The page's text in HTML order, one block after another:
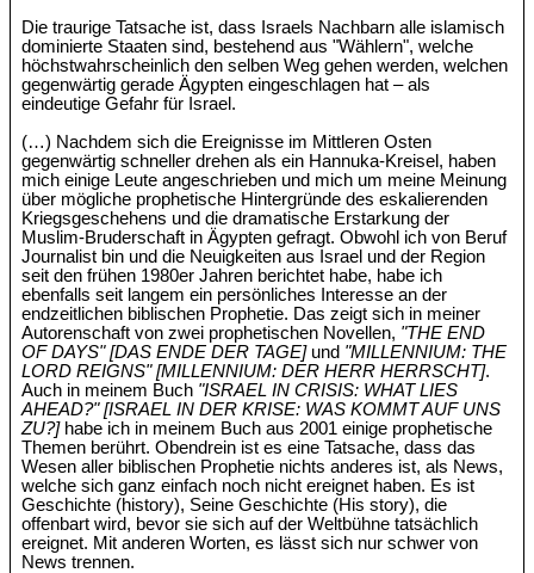
Die traurige Tatsache ist, dass Israels Nachbarn alle islamisch
dominierte Staaten sind, bestehend aus "Wählern", welche
höchstwahrscheinlich den selben Weg gehen werden, welchen
gegenwärtig gerade Ägypten eingeschlagen hat – als
eindeutige Gefahr für Israel.
(…) Nachdem sich die Ereignisse im Mittleren Osten
gegenwärtig schneller drehen als ein Hannuka-Kreisel, haben
mich einige Leute angeschrieben und mich um meine Meinung
über mögliche prophetische Hintergründe des eskalierenden
Kriegsgeschehens und die dramatische Erstarkung der
Muslim-Bruderschaft in Ägypten gefragt. Obwohl ich von Beruf
Journalist bin und die Neuigkeiten aus Israel und der Region
seit den frühen 1980er Jahren berichtet habe, habe ich
ebenfalls seit langem ein persönliches Interesse an der
endzeitlichen biblischen Prophetie. Das zeigt sich in meiner
Autorenschaft von zwei prophetischen Novellen, "THE END
OF DAYS" [DAS ENDE DER TAGE]und "MILLENNIUM: THE
LORD REIGNS" [MILLENNIUM: DER HERR HERRSCHT].
Auch in meinem Buch "ISRAEL IN CRISIS: WHAT LIES
AHEAD?" [ISRAEL IN DER KRISE: WAS KOMMT AUF UNS
ZU?]habe ich in meinem Buch aus 2001 einige prophetische
Themen berührt. Obendrein ist es eine Tatsache, dass das
Wesen aller biblischen Prophetie nichts anderes ist, als News,
welche sich ganz einfach noch nicht ereignet haben. Es ist
Geschichte (history), Seine Geschichte (His story), die
offenbart wird, bevor sie sich auf der Weltbühne tatsächlich
ereignet. Mit anderen Worten, es lässt sich nur schwer von
News trennen.